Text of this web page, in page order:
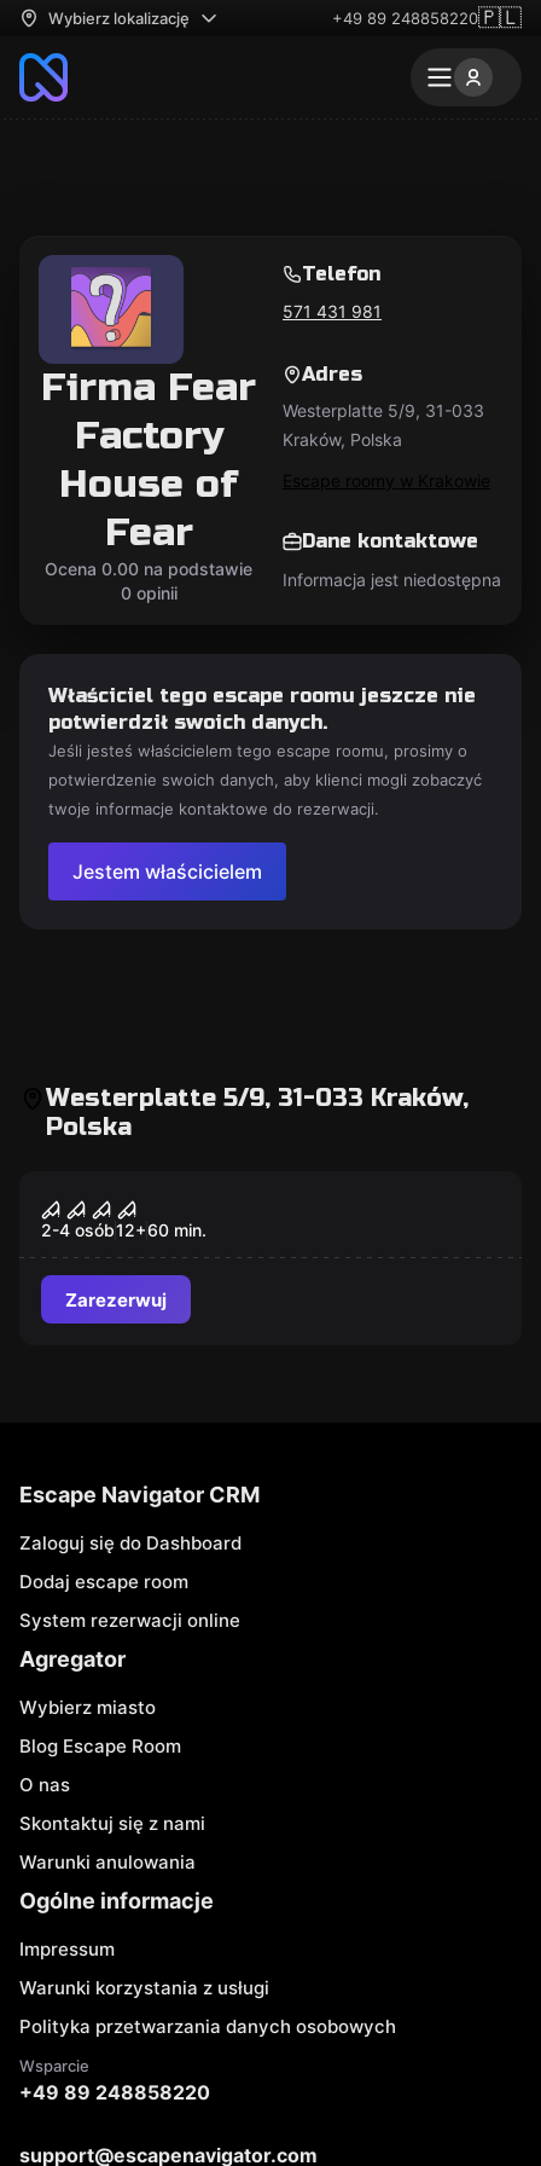
Wybierz lokalizację +49 89 248858220🇵🇱
Firma Fear
Factory
House of
Fear
Ocena 0.00 na podstawie
0 opinii
Telefon
571 431 981
Adres
Westerplatte 5/9, 31-033
Kraków, Polska
Escape roomy w Krakowie
Dane kontaktowe
Informacja jest niedostępna
Właściciel tego escape roomu jeszcze nie
potwierdził swoich danych.
Jeśli jesteś właścicielem tego escape roomu, prosimy o
potwierdzenie swoich danych, aby klienci mogli zobaczyć
twoje informacje kontaktowe do rezerwacji.
Jestem właścicielem
Westerplatte 5/9, 31-033 Kraków,
Polska
Nowy
Fear Factory
2-4 osób12+60 min.
Zarezerwuj
Escape Navigator CRM
Zaloguj się do Dashboard
Dodaj escape room
System rezerwacji online
Agregator
Wybierz miasto
Blog Escape Room
O nas
Skontaktuj się z nami
Warunki anulowania
Ogólne informacje
Impressum
Warunki korzystania z usługi
Polityka przetwarzania danych osobowych
Wsparcie
+49 89 248858220
support@escapenavigator.com